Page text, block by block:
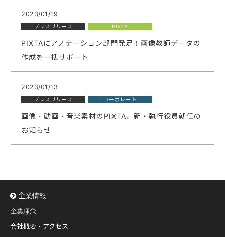
2023/01/19
プレスリリース PIXTA
PIXTAにアノテーション部門発足！画像教師データの
作成を一括サポート
2023/01/13
プレスリリース コーポレート
画像・動画・音楽素材のPIXTA、新・執行役員就任の
お知らせ
企業情報
企業理念
会社概要・アクセス